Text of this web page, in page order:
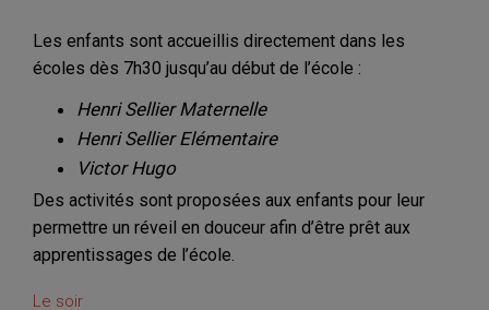
Les enfants sont accueillis directement dans les
écoles dès 7h30 jusqu’au début de l’école :
Henri Sellier Maternelle
Henri Sellier Elémentaire
Victor Hugo
Des activités sont proposées aux enfants pour leur
permettre un réveil en douceur afin d’être prêt aux
apprentissages de l’école.
Le soir